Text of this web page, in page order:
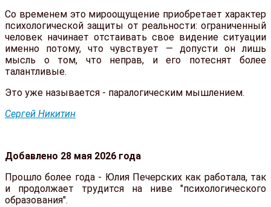
Со временем это мироощущение приобретает характер
психологической защиты от реальности: ограниченный
человек начинает отстаивать свое видение ситуации
именно потому, что чувствует — допусти он лишь
мысль о том, что неправ, и его потеснят более
талантливые.
Это уже называется - паралогическим мышлением.
Сергей Никитин
Добавлено 28 мая 2026 года
Прошло более года - Юлия Печерских как работала, так
и продолжает трудится на ниве "психологического
образования".